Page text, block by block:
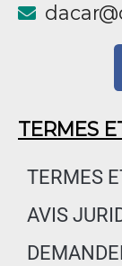
@racad
TERMES
TERMES
AVIS